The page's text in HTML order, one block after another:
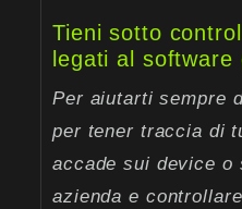
Tieni sotto
legati al
Per aiutarti sempre
per tener traccia di
accade sui device
azienda e